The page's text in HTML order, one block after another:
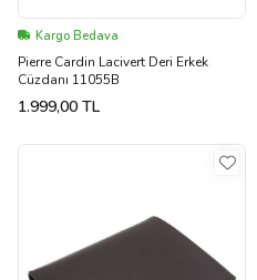
Kargo Bedava
Pierre Cardin Lacivert Deri Erkek
Cüzdanı 11055B
1.999,00 TL